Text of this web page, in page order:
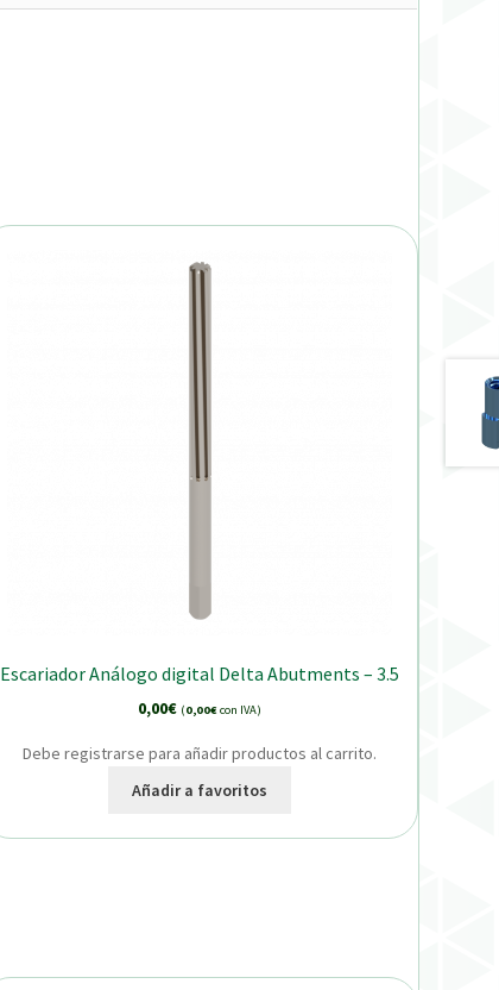
Escariador Análogo digital Delta Abutments – 3.5
0,00€ (0,00€con IVA)
Debe registrarse para añadir productos al carrito.
Añadir a favoritos